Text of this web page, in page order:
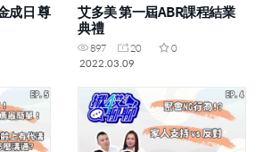
成日 尊 艾多美 第一屆ABR課程結業
典禮
897 20
0
2022.03.09